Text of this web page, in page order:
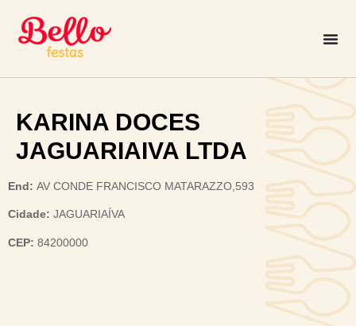
KARINA DOCES
JAGUARIAIVA LTDA
End: AV CONDE FRANCISCO MATARAZZO,593
Cidade: JAGUARIAÍVA
CEP: 84200000